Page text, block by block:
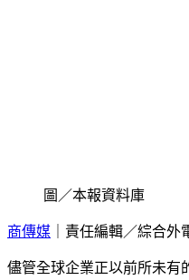
圖／本報資料庫
商傳媒 ｜責任編輯／綜合外
儘管全球企業正以前所未有